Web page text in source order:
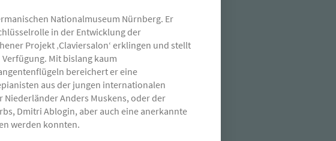
Nationalmuseum Nürnberg. Er
in der Entwicklung der
Projekt ‚Claviersalon‘ erklingen und stellt
Mit bislang kaum
bereichert er eine
aus der jungen internationalen
Niederländer Anders Muskens, oder der
Dmitri Ablogin, aber auch eine anerkannte
werden konnten.